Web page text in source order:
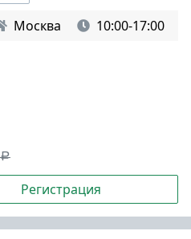
Москва 10:00-17:00
Регистрация